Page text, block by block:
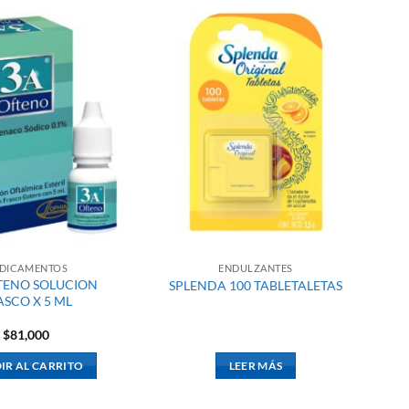
SOLUCION
X 5 ML
$81,000
AL CARRITO
ENDULZANTES
SPLENDA 100 TABLETALETAS
LEER MÁS